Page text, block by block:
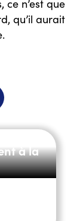
n’est que
qu’il aurait
millions
à la